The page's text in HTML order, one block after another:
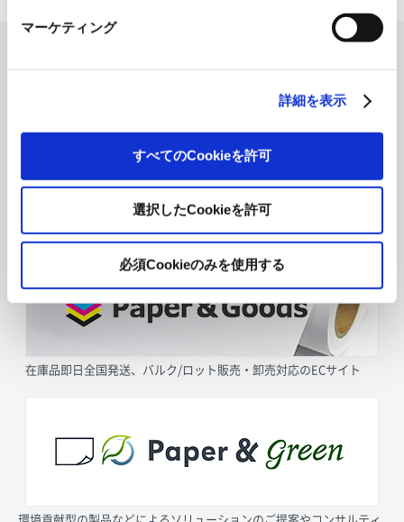
マーケティング
詳細を表示
すべてのCookieを許可
選択したCookieを許可
必須Cookieのみを使用する
在庫品即日全国発送、バルク/ロット販売・卸売対応のECサイト